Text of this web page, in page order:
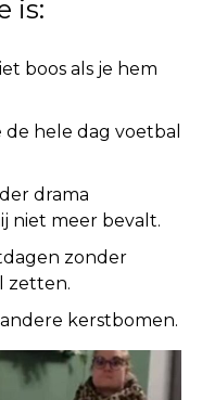
is:
boos als je hem
hele dag voetbal
drama
niet meer bevalt.
zonder
zetten.
kerstbomen.